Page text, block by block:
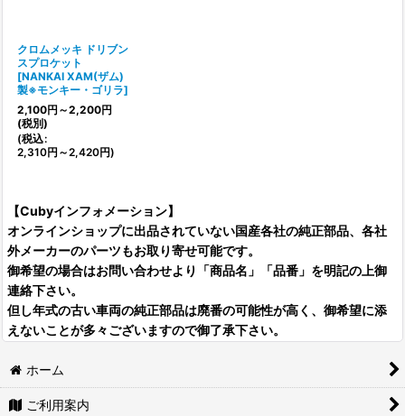
クロムメッキ ドリブン
スプロケット
[NANKAI XAM(ザム)
製※モンキー・ゴリラ]
2,100円 ～2,200円
(税別)
(税込:
2,310円 ～2,420円)
【Cubyインフォメーション】
オンラインショップに出品されていない国産各社の純正部品、各社
外メーカーのパーツもお取り寄せ可能です。
御希望の場合はお問い合わせより「商品名」「品番」を明記の上御
連絡下さい。
但し年式の古い車両の純正部品は廃番の可能性が高く、御希望に添
えないことが多々ございますので御了承下さい。
ホーム
ご利用案内